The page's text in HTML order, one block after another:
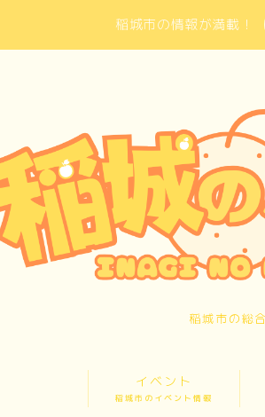
稲城市の情報が満載！
稲城市の総
イベント
稲城市のイベント情報